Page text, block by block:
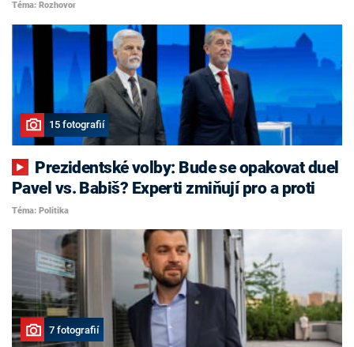
Téma: Rozhovor
15 fotografií
Pavel vs. Babiš? Experti zmiňují pro a proti
Téma: Politika
7 fotografií